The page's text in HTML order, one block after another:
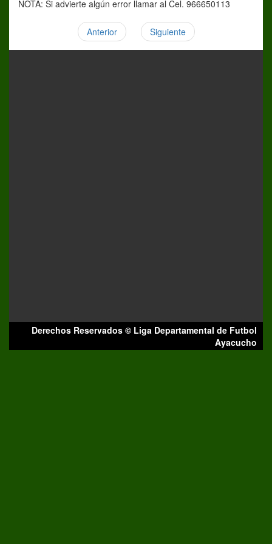
NOTA: Si advierte algún error llamar al Cel. 966650113
Anterior Siguiente
Derechos Reservados © Liga Departamental de Futbol
Ayacucho